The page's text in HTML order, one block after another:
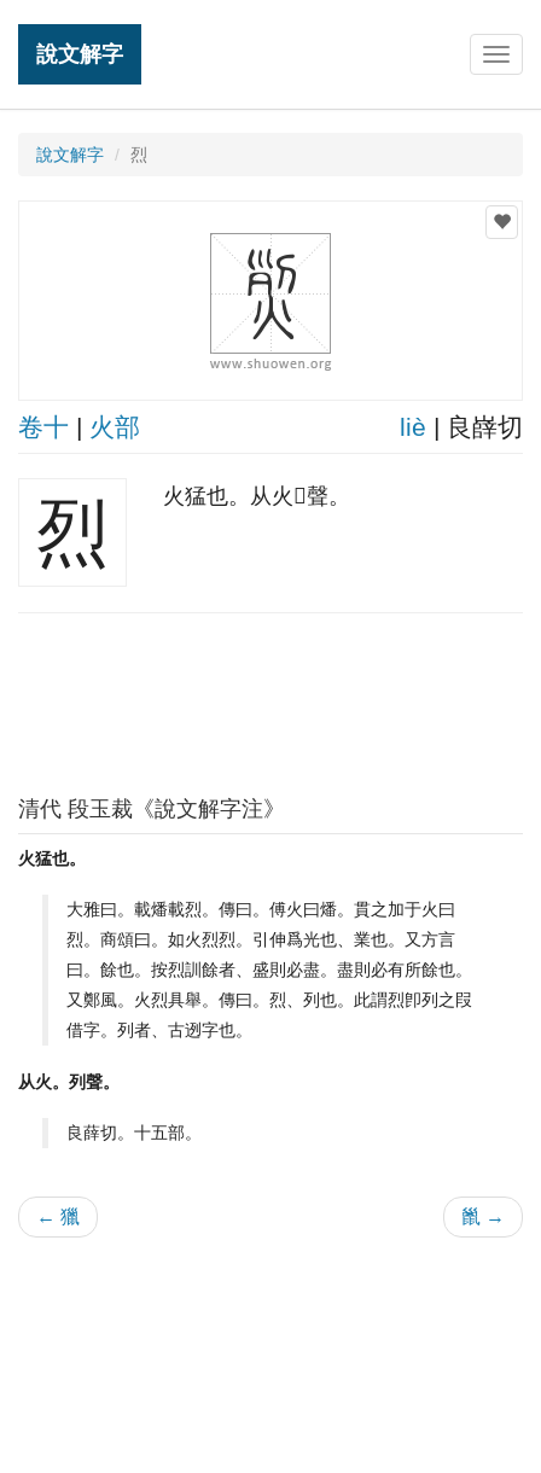
說文解字
說文解字 烈
卷十 | 火部 liè | 良嶭切
烈 火猛也。从火𠛱聲。
清代 段玉裁《說文解字注》
火猛也。
大雅曰。載燔載烈。傳曰。傅火曰燔。貫之加于火曰
烈。商頌曰。如火烈烈。引伸爲光也、業也。又方言
曰。餘也。按烈訓餘者、盛則必盡。盡則必有所餘也。
又鄭風。火烈具舉。傳曰。烈、列也。此謂烈卽列之叚
借字。列者、古迾字也。
从火。列聲。
良薛切。十五部。
← 獵 巤 →